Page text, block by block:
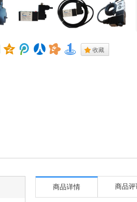
. 收藏
商品详情 商品评